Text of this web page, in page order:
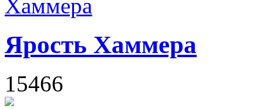
Ярость Хаммера
15466